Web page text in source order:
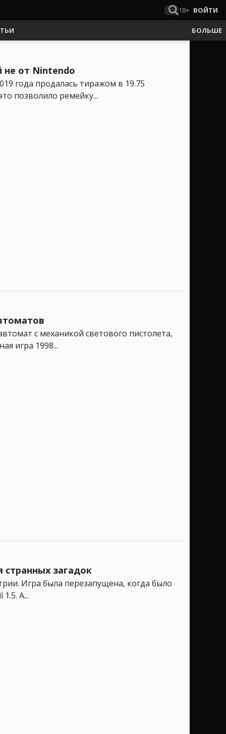
18+ ВОЙТИ
БОЛЬШЕ
не от Nintendo
года продалась тиражом в 19.75
позволило ремейку...
с механикой светового пистолета,
игра 1998...
загадок
Игра была перезапущена, когда было
А...